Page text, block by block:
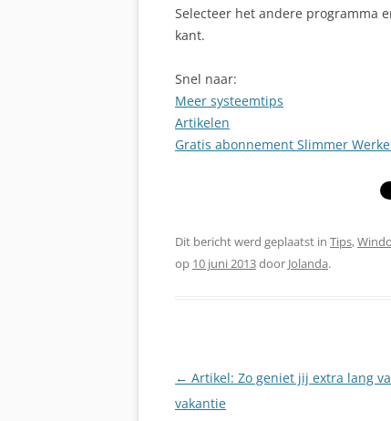
Selecteer het andere programma
kant.
Snel naar:
Meer systeemtips
Artikelen
Gratis abonnement Slimmer
Dit bericht werd geplaatst in Tips,
op 10 juni 2013door Jolanda.
Berichtnavigatie
← Artikel: Zo geniet jij extra lang
vakantie